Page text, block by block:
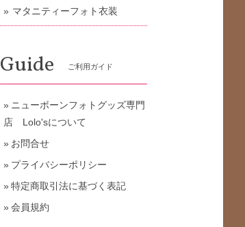
マタニティーフォト衣装
Guide ご利用ガイド
ニューボーンフォトグッズ専門
店 Lolo'sについて
お問合せ
プライバシーポリシー
特定商取引法に基づく表記
会員規約